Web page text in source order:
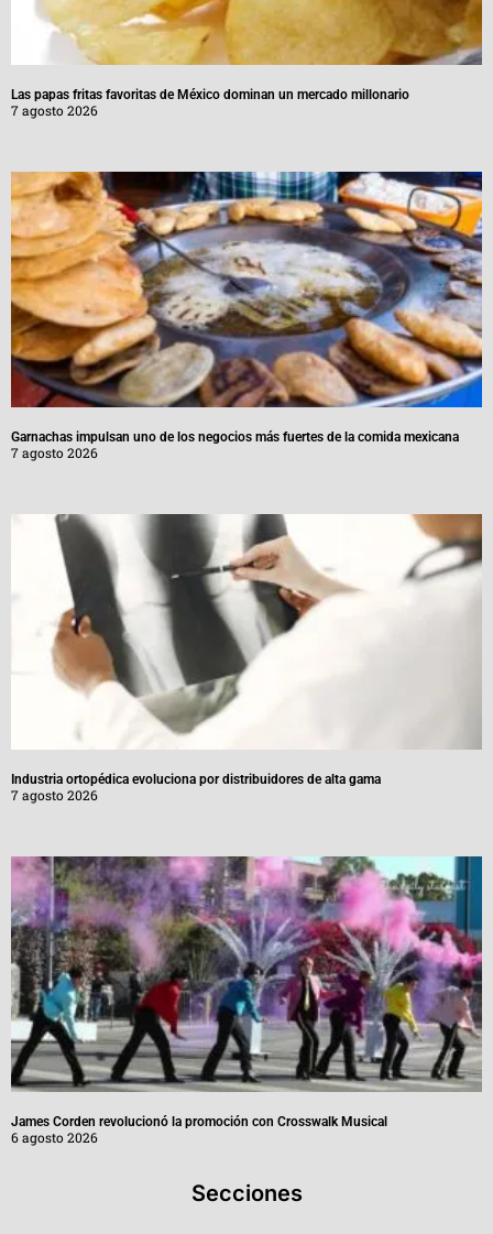
Las papas fritas favoritas de México dominan un mercado millonario
7 agosto 2026
Garnachas impulsan uno de los negocios más fuertes de la comida mexicana
7 agosto 2026
Industria ortopédica evoluciona por distribuidores de alta gama
7 agosto 2026
James Corden revolucionó la promoción con Crosswalk Musical
6 agosto 2026
Secciones